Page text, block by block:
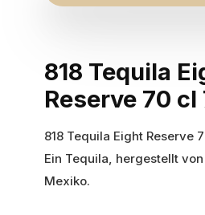
818 Tequila
Reserve 70 cl
818 Tequila Eight Reserve
Ein Tequila, hergestellt
Mexiko.